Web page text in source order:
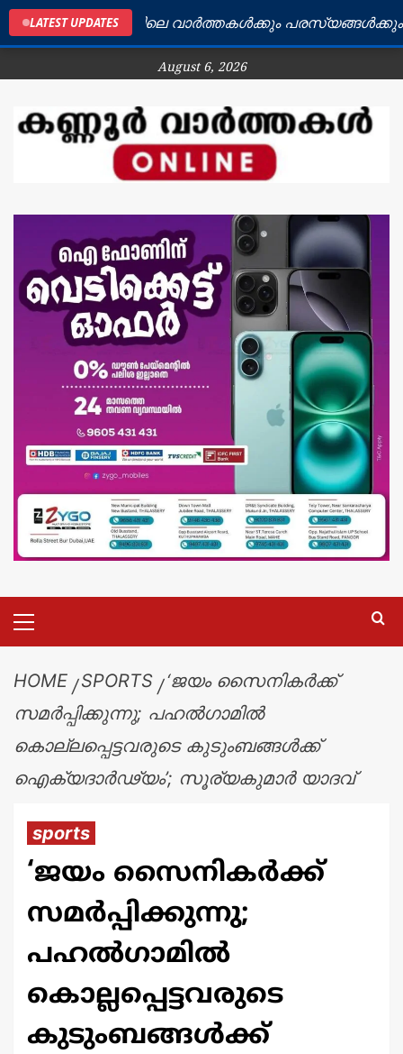
LATEST UPDATES
കണ്ണൂർ ജില്ലയിലെ വാർത്തകൾക്കും പരസ്യങ്ങൾക്കും
August 6, 2026
HOME SPORTS
‘ജയം സൈനികർക്ക്
സമർപ്പിക്കുന്നു; പഹൽഗാമിൽ
കൊല്ലപ്പെട്ടവരുടെ കുടുംബങ്ങൾക്ക്
ഐക്യദാർഢ്യം’; സൂര്യകുമാർ യാദവ്
sports
‘ജയം സൈനികർക്ക്
സമർപ്പിക്കുന്നു;
പഹൽഗാമിൽ
കൊല്ലപ്പെട്ടവരുടെ
കുടുംബങ്ങൾക്ക്